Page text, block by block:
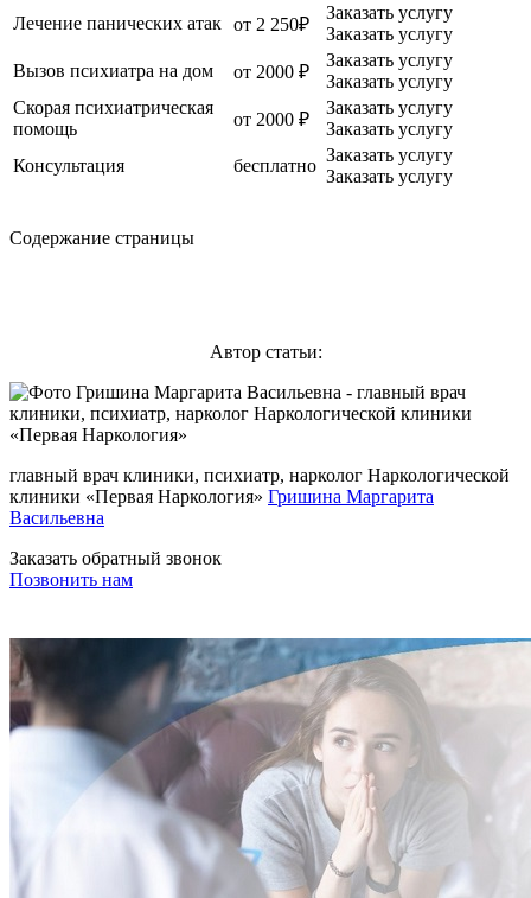
Лечение панических атак от 2 250₽
Заказать услугу
Заказать услугу
Вызов психиатра на дом
от 2000 ₽
Заказать услугу
Заказать услугу
Скорая психиатрическая
помощь
от 2000 ₽
Заказать услугу
Заказать услугу
Консультация
бесплатно
Заказать услугу
Заказать услугу
Содержание страницы
Автор статьи:
главный врач клиники, психиатр, нарколог Наркологической
клиники «Первая Наркология» Гришина Маргарита
Васильевна
Заказать обратный звонок
Позвонить нам